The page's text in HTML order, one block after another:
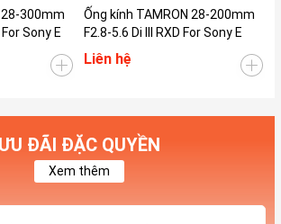
For Sony E
Ống kính TAMRON 28-200mm
F2.8-5.6 Di III RXD For Sony E
Liên hệ
ƯU ĐÃI ĐẶC QUYỀN
Xem thêm